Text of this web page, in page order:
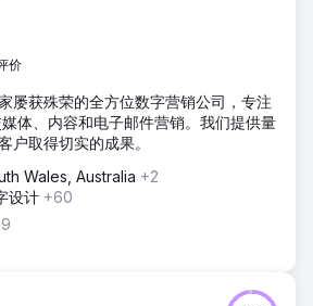
价
屡获殊荣的全方位数字营销公司，专注
体、内容和电子邮件营销。我们提供量
户取得切实的成果。
Wales, Australia +2
设计 +60